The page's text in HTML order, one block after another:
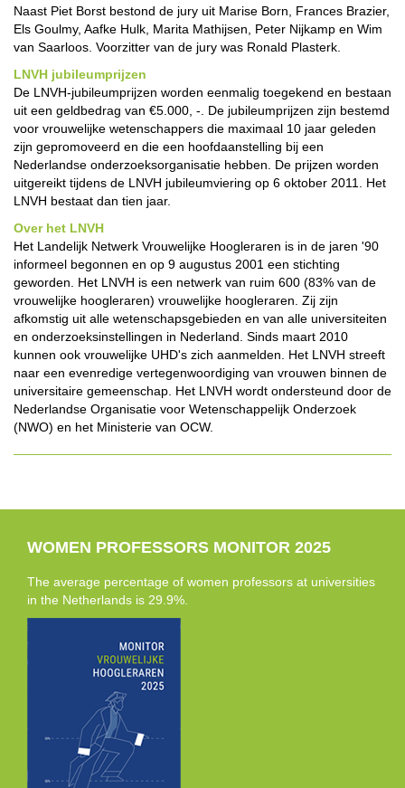
Naast Piet Borst bestond de jury uit Marise Born, Frances Brazier,
Els Goulmy, Aafke Hulk, Marita Mathijsen, Peter Nijkamp en Wim
van Saarloos. Voorzitter van de jury was Ronald Plasterk.
LNVH jubileumprijzen
De LNVH-jubileumprijzen worden eenmalig toegekend en bestaan
uit een geldbedrag van €5.000, -. De jubileumprijzen zijn bestemd
voor vrouwelijke wetenschappers die maximaal 10 jaar geleden
zijn gepromoveerd en die een hoofdaanstelling bij een
Nederlandse onderzoeksorganisatie hebben. De prijzen worden
uitgereikt tijdens de LNVH jubileumviering op 6 oktober 2011. Het
LNVH bestaat dan tien jaar.
Over het LNVH
Het Landelijk Netwerk Vrouwelijke Hoogleraren is in de jaren '90
informeel begonnen en op 9 augustus 2001 een stichting
geworden. Het LNVH is een netwerk van ruim 600 (83% van de
vrouwelijke hoogleraren) vrouwelijke hoogleraren. Zij zijn
afkomstig uit alle wetenschapsgebieden en van alle universiteiten
en onderzoeksinstellingen in Nederland. Sinds maart 2010
kunnen ook vrouwelijke UHD's zich aanmelden. Het LNVH streeft
naar een evenredige vertegenwoordiging van vrouwen binnen de
universitaire gemeenschap. Het LNVH wordt ondersteund door de
Nederlandse Organisatie voor Wetenschappelijk Onderzoek
(NWO) en het Ministerie van OCW.
WOMEN PROFESSORS MONITOR 2025
The average percentage of women professors at universities
in the Netherlands is 29.9%.